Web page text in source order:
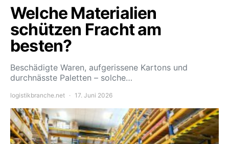
Welche Materialien
schützen Fracht am
besten?
Beschädigte Waren, aufgerissene Kartons und
durchnässte Paletten – solche…
logistikbranche.net 17. Juni 2026